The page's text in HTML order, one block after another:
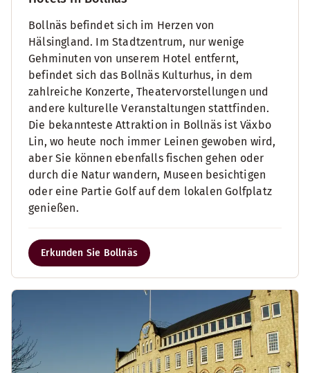
Bollnäs befindet sich im Herzen von
Hälsingland. Im Stadtzentrum, nur wenige
Gehminuten von unserem Hotel entfernt,
befindet sich das Bollnäs Kulturhus, in dem
zahlreiche Konzerte, Theatervorstellungen und
andere kulturelle Veranstaltungen stattfinden.
Die bekannteste Attraktion in Bollnäs ist Växbo
Lin, wo heute noch immer Leinen gewoben wird,
aber Sie können ebenfalls fischen gehen oder
durch die Natur wandern, Museen besichtigen
oder eine Partie Golf auf dem lokalen Golfplatz
genießen.
Erkunden Sie Bollnäs